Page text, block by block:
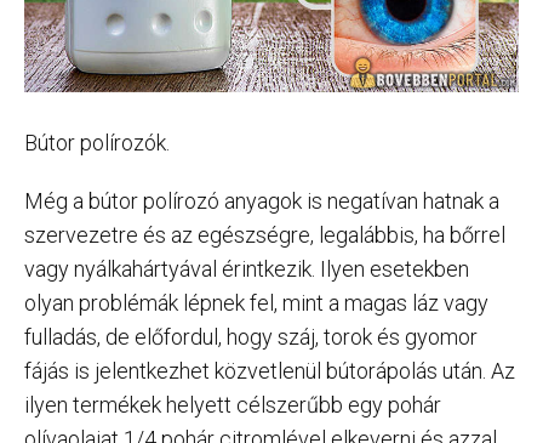
Bútor polírozók.
Még a bútor polírozó anyagok is negatívan hatnak a
szervezetre és az egészségre, legalábbis, ha bőrrel
vagy nyálkahártyával érintkezik. Ilyen esetekben
olyan problémák lépnek fel, mint a magas láz vagy
fulladás, de előfordul, hogy száj, torok és gyomor
fájás is jelentkezhet közvetlenül bútorápolás után. Az
ilyen termékek helyett célszerűbb egy pohár